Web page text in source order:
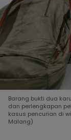
Barang bukti dua
dan perlengkapan
kasus pencurian di
Malang)